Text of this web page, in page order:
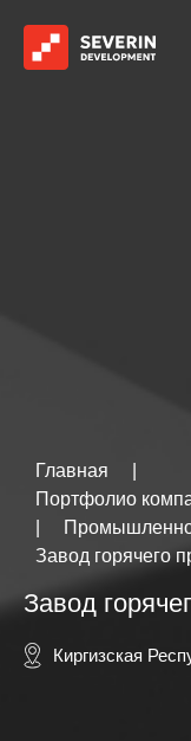
Главная
Портфолио
Завод горячего
Завод
Киргизская